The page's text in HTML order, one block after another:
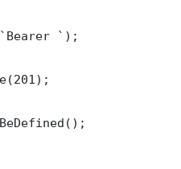
`);